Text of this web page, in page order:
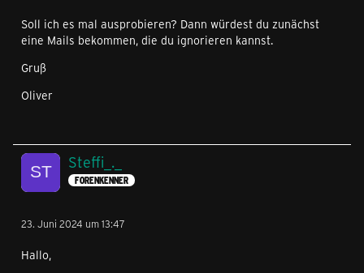
Soll ich es mal ausprobieren? Dann würdest du zunächst
eine Mails bekommen, die du ignorieren kannst.
Gruß
Oliver
Steffi_._
FORENKENNER
23. Juni 2024 um 13:47
Hallo,